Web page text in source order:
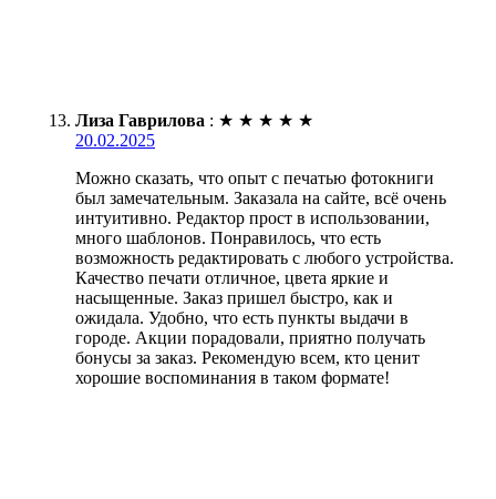
Лиза Гаврилова : ★ ★ ★ ★ ★
20.02.2025
Можно сказать, что опыт с печатью фотокниги
был замечательным. Заказала на сайте, всё очень
интуитивно. Редактор прост в использовании,
много шаблонов. Понравилось, что есть
возможность редактировать с любого устройства.
Качество печати отличное, цвета яркие и
насыщенные. Заказ пришел быстро, как и
ожидала. Удобно, что есть пункты выдачи в
городе. Акции порадовали, приятно получать
бонусы за заказ. Рекомендую всем, кто ценит
хорошие воспоминания в таком формате!